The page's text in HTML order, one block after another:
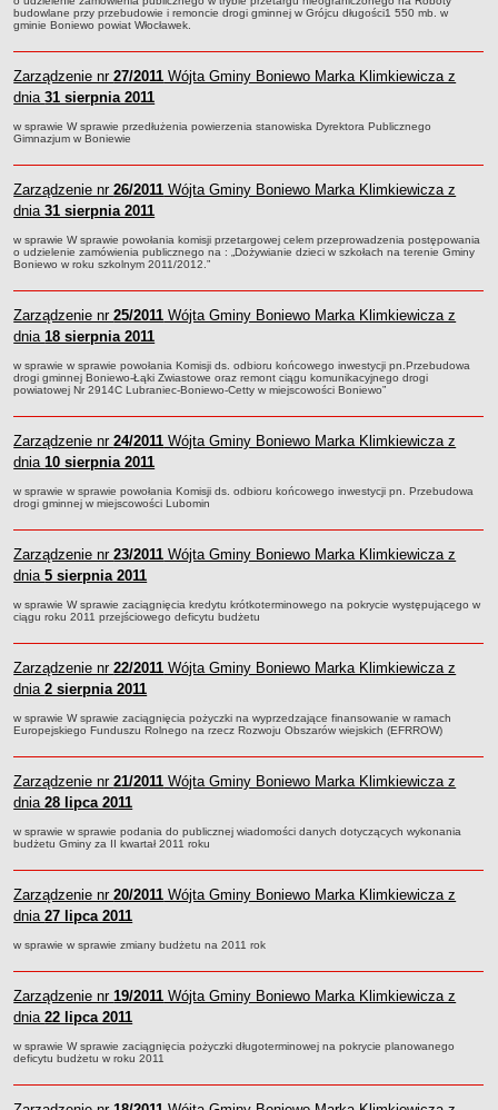
AKTUALNOŚCI GMINY BONIEWO
FINANSE GMINY
Budżet
Plan postępowań na 2026 rok
Plan postępowań na rok 2024
Plan postępowań o udzielenie zamówień na rok 2023
Plan postępowań o udzielenie zamówień na rok 2022
Plan postępowań w 2021 roku
Plan postępowań o udzielenie zamówień w 2020 roku
Plan postępowań o udzielenie zamówień na 2019
Plan postępowań o udzielenie zamówień w 2018 roku
Dług publiczny, Pomoc publiczna
Realizacja inwestycji
przetargi
elektronizacja zamówień publicznych
zamówienia do 170 000 PLN
PRAWO LOKALNE
Uchwały
Projekty uchwał
Zarządzenia
Opłaty i podatki
Zagospodarowanie przestrzenne
Obwieszczenia,Zawiadomienia, sprawozdania ochrony środowiska
PPWOW
Podręcznik PPWOW
Plan działania
Strategia Rozwiązywania Problemów Społecznych
Lista aktywności społecznych
budowlane przy przebudowie i remoncie drogi gminnej w Grójcu długości1 550 mb. w
gminie Boniewo powiat Włocławek.
Zarządzenie nr27/2011 Wójta Gminy Boniewo Marka Klimkiewicza z
dnia31 sierpnia 2011
w sprawie W sprawie przedłużenia powierzenia stanowiska Dyrektora Publicznego
Gimnazjum w Boniewie
Zarządzenie nr26/2011 Wójta Gminy Boniewo Marka Klimkiewicza z
dnia31 sierpnia 2011
w sprawie W sprawie powołania komisji przetargowej celem przeprowadzenia postępowania
o udzielenie zamówienia publicznego na : „Dożywianie dzieci w szkołach na terenie Gminy
Boniewo w roku szkolnym 2011/2012.”
Zarządzenie nr25/2011 Wójta Gminy Boniewo Marka Klimkiewicza z
dnia18 sierpnia 2011
w sprawie w sprawie powołania Komisji ds. odbioru końcowego inwestycji pn.Przebudowa
drogi gminnej Boniewo-Łąki Zwiastowe oraz remont ciągu komunikacyjnego drogi
powiatowej Nr 2914C Lubraniec-Boniewo-Cetty w miejscowości Boniewo”
Zarządzenie nr24/2011 Wójta Gminy Boniewo Marka Klimkiewicza z
dnia10 sierpnia 2011
w sprawie w sprawie powołania Komisji ds. odbioru końcowego inwestycji pn. Przebudowa
drogi gminnej w miejscowości Lubomin
Zarządzenie nr23/2011 Wójta Gminy Boniewo Marka Klimkiewicza z
dnia5 sierpnia 2011
w sprawie W sprawie zaciągnięcia kredytu krótkoterminowego na pokrycie występującego w
ciągu roku 2011 przejściowego deficytu budżetu
Zarządzenie nr22/2011 Wójta Gminy Boniewo Marka Klimkiewicza z
dnia2 sierpnia 2011
w sprawie W sprawie zaciągnięcia pożyczki na wyprzedzające finansowanie w ramach
Europejskiego Funduszu Rolnego na rzecz Rozwoju Obszarów wiejskich (EFRROW)
Zarządzenie nr21/2011 Wójta Gminy Boniewo Marka Klimkiewicza z
dnia28 lipca 2011
w sprawie w sprawie podania do publicznej wiadomości danych dotyczących wykonania
budżetu Gminy za II kwartał 2011 roku
Zarządzenie nr20/2011 Wójta Gminy Boniewo Marka Klimkiewicza z
dnia27 lipca 2011
w sprawie w sprawie zmiany budżetu na 2011 rok
Zarządzenie nr19/2011 Wójta Gminy Boniewo Marka Klimkiewicza z
dnia22 lipca 2011
w sprawie W sprawie zaciągnięcia pożyczki długoterminowej na pokrycie planowanego
deficytu budżetu w roku 2011